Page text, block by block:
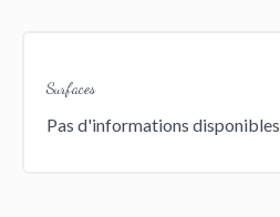
Surfaces
Pas d'informations disponibles